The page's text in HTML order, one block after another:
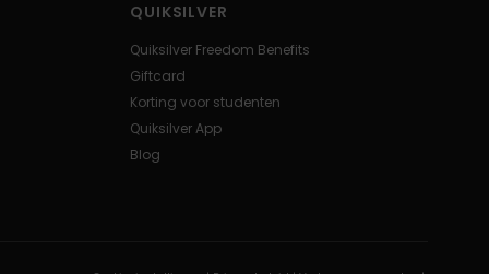
QUIKSILVER
Quiksilver Freedom Benefits
Giftcard
Korting voor studenten
Quiksilver App
Blog